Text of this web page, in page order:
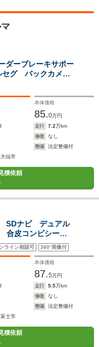
全幅
1.7m
ホイールベース
-m
-
1834～1972cc
FF、4WD
-
4WD
ーブレーキサポー
グ バックカメ
右シートヒータ
コントロール グ
本体価格
85.0万円
走行 7.2万km
修復
なし
整備
法定整備付
仙市
積依頼
SDナビ デュアル
合皮コンビシー
正15インチアル
Bluetooth CD
ライン相談可 360°画像付
本体価格
87.5万円
走行 5.5万km
修復
なし
整備
法定整備付
士市
積依頼